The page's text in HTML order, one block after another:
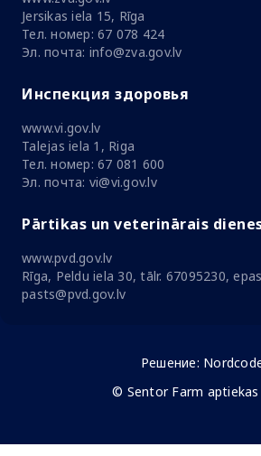
Jersikas iela 15, Rīga
Тел. номер: 67 078 424
Эл. почта: info@zva.gov.lv
Инспекция здоровья
www.vi.gov.lv
Talejas iela 1, Riga
Тел. номер: 67 081 600
Эл. почта: vi@vi.gov.lv
Pārtikas un veterinārais
www.pvd.gov.lv
Rīga, Peldu iela 30, tālr. 67095230,
pasts@pvd.gov.lv
Решение:
© Sentor Farm aptiekas